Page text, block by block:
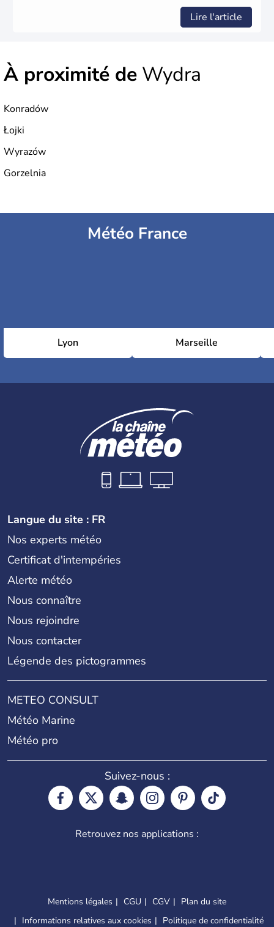
Lire l'article
À proximité de Wydra
Konradów
Łojki
Wyrazów
Gorzelnia
Météo France
Lyon Marseille
Langue du site : FR
Nos experts météo
Certificat d'intempéries
Alerte météo
Nous connaître
Nous rejoindre
Nous contacter
Légende des pictogrammes
METEO CONSULT
Météo Marine
Météo pro
Suivez-nous :
Retrouvez nos applications :
Mentions légales CGU CGV
Plan du site
Informations relatives aux cookies
Politique de confidentialité